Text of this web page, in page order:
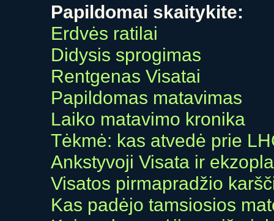
Papildomai skaitykite:
Erdvės ratilai
Didysis sprogimas
Rentgenas Visatai
Papildomas matavimas
Laiko matavimo kronika
Tėkmė: kas atvedė prie
Ankstyvoji Visata ir
Visatos pirmapradžio
Kas padėjo tamsiosios